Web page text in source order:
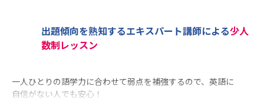
出題傾向を熟知するエキスパート講師による少人
数制レッスン
一人ひとりの語学力に合わせて弱点を補強するので、英語に
自信がない人でも安心！